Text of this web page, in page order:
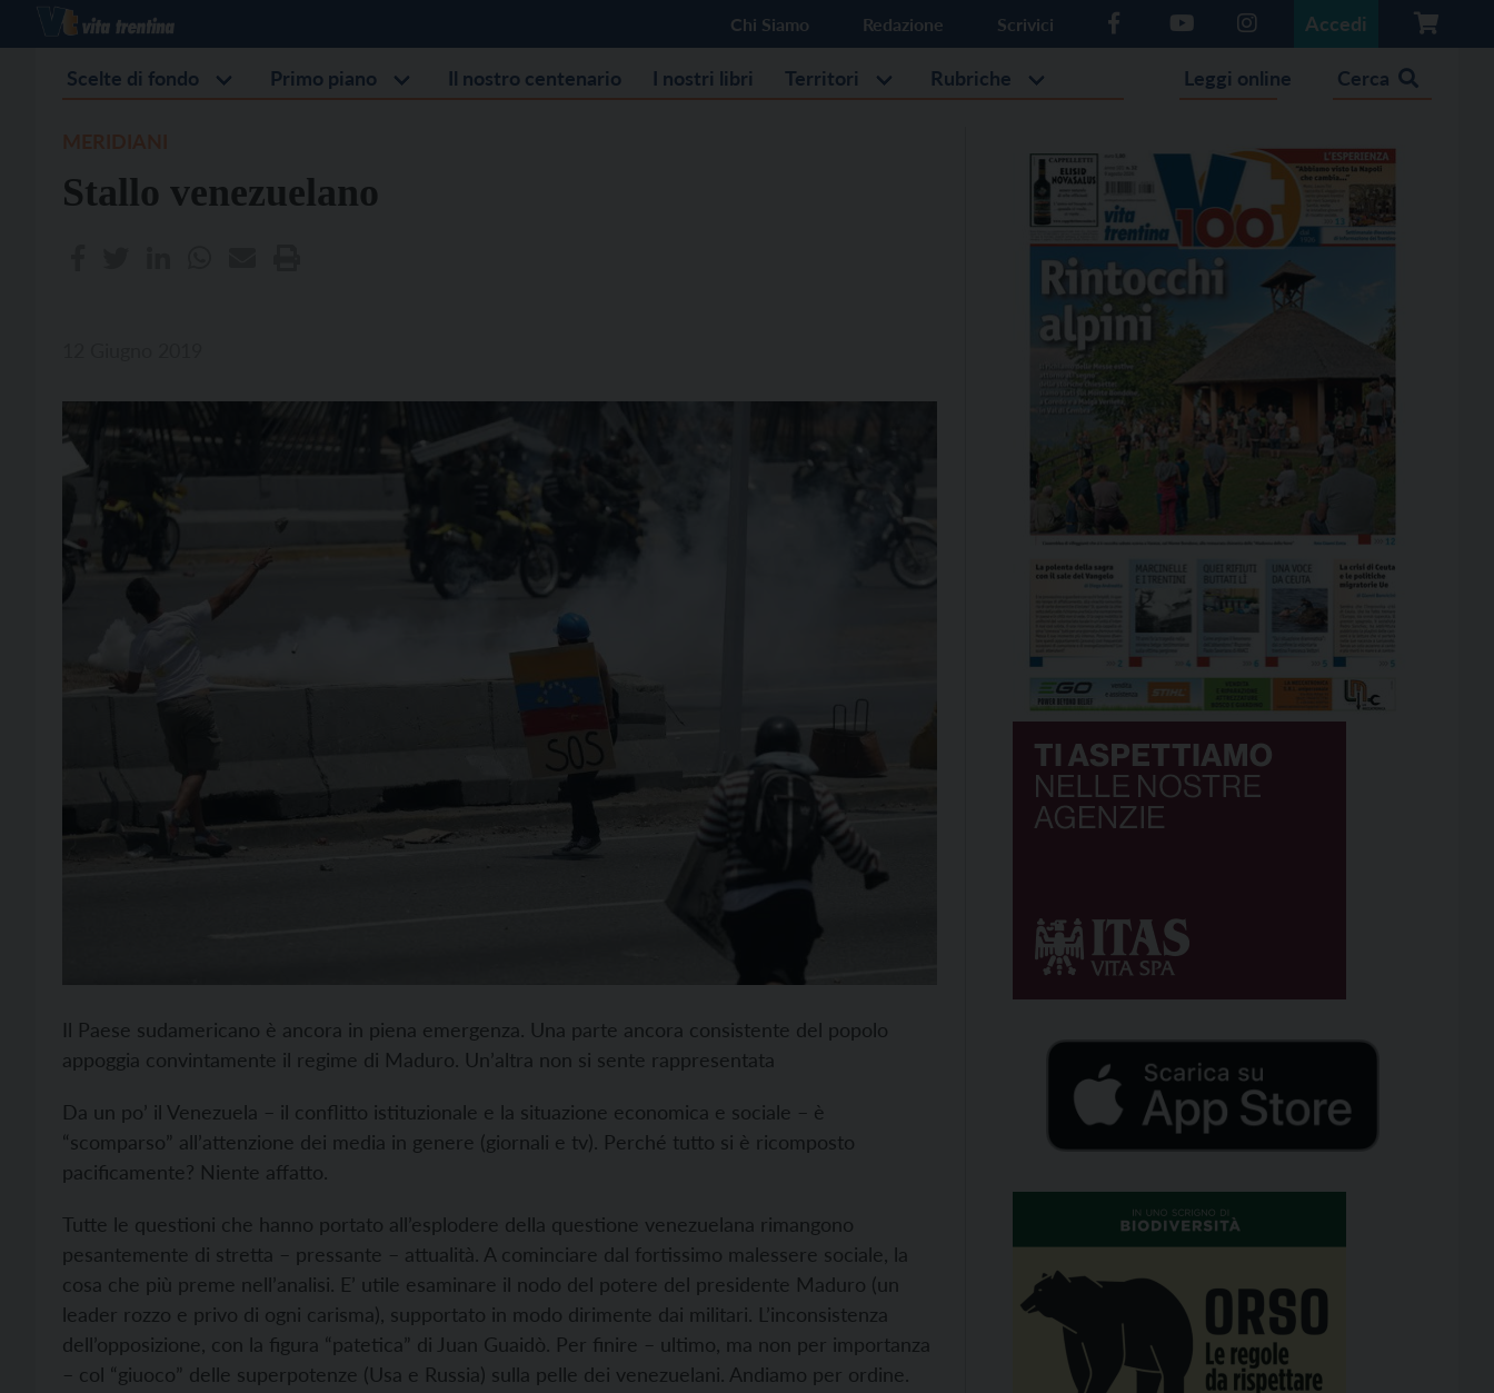
Chi Siamo Redazione Scrivici Accedi
Scelte di fondo Primo piano Il nostro centenario I nostri libri Territori Rubriche Leggi online Cerca
Stallo venezuelano
Il Paese sudamericano è ancora in piena emergenza. Una parte ancora consistente del popolo
appoggia convintamente il regime di Maduro. Un’altra non si sente rappresentata
Da un po’ il Venezuela – il conflitto istituzionale e la situazione economica e sociale – è
“scomparso” all’attenzione dei media in genere (giornali e tv). Perché tutto si è ricomposto
pacificamente? Niente affatto.
Tutte le questioni che hanno portato all’esplodere della questione venezuelana rimangono
pesantemente di stretta – pressante – attualità. A cominciare dal fortissimo malessere sociale, la
cosa che più preme nell’analisi. E’ utile esaminare il nodo del potere del presidente Maduro (un
leader rozzo e privo di ogni carisma), supportato in modo dirimente dai militari. L’inconsistenza
dell’opposizione, con la figura “patetica” di Juan Guaidò. Per finire – ultimo, ma non per importanza
– col “giuoco” delle superpotenze (Usa e Russia) sulla pelle dei venezuelani. Andiamo per ordine.